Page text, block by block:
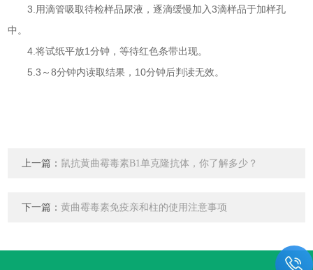
3.用滴管吸取待检样品尿液，逐滴缓慢加入3滴样品于加样孔
中。
4.将试纸平放1分钟，等待红色条带出现。
5.3～8分钟内读取结果，10分钟后判读无效。
上一篇： 鼠抗黄曲霉毒素B1单克隆抗体，你了解多少？
下一篇：黄曲霉毒素免疫亲和柱的使用注意事项